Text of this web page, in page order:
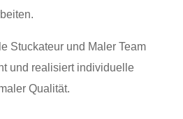
Stuckateur und Maler Team
und realisiert individuelle
Qualität.